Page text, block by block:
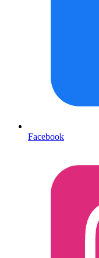
Facebook